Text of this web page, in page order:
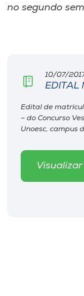
Cultura
Biblioteca
Editora
Rádio
no segundo
10/07/
EDITAL
Edital de
– do Concurso
Unoesc, campus
Visualizar